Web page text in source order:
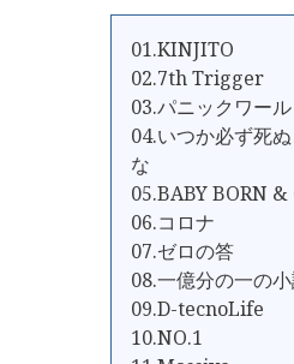
01.KINJITO
02.7th Trigger
03.パニックワー
04.いつか必ず死
な
05.BABY BORN &
06.コロナ
07.ゼロの答
08.一億分の一の
09.D-tecnoLife
10.NO.1